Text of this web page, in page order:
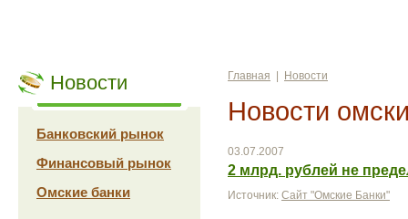
Новости
Банковский рынок
Финансовый рынок
Омские банки
Главная Новости
Новости
03.07.2007
2 млрд. рублей не
Источник: Сайт "Омские Банки"